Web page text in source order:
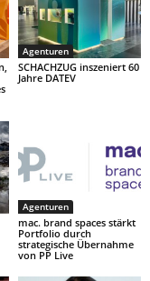
Agenturen
SCHACHZUG inszeniert 60
Jahre DATEV
Agenturen
mac. brand spaces stärkt
Portfolio durch
strategische Übernahme
von PP Live